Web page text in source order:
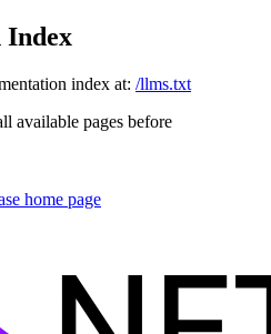
Index
index at: /llms.txt
available pages before
home page